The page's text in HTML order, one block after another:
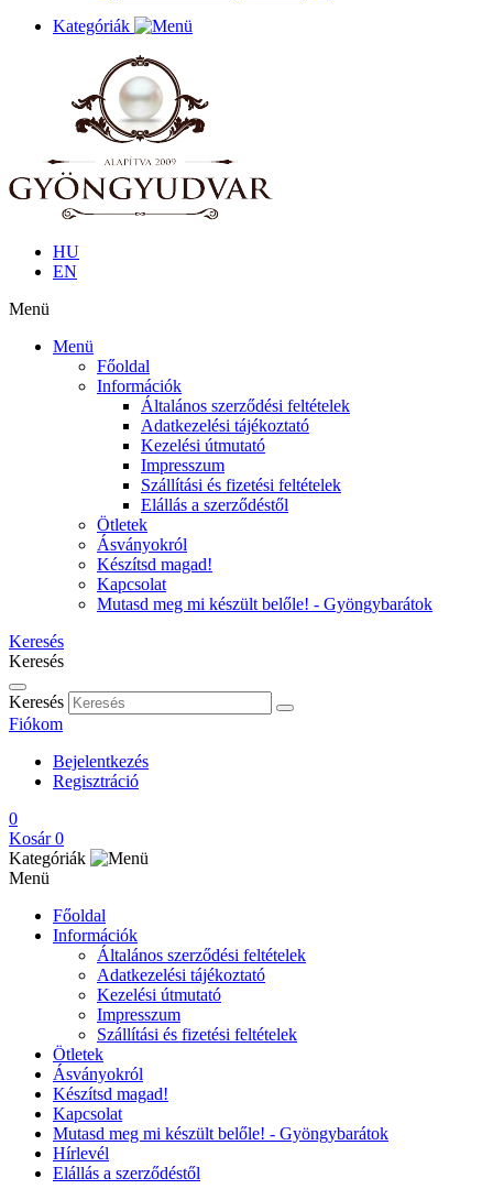
Kategóriák
HU
EN
Menü
Menü
Főoldal
Információk
Általános szerződési feltételek
Adatkezelési tájékoztató
Kezelési útmutató
Impresszum
Szállítási és fizetési feltételek
Elállás a szerződéstől
Ötletek
Ásványokról
Készítsd magad!
Kapcsolat
Mutasd meg mi készült belőle! - Gyöngybarátok
Keresés
Keresés
Keresés
Fiókom
Bejelentkezés
Regisztráció
0
Kosár 0
Kategóriák
Menü
Főoldal
Információk
Általános szerződési feltételek
Adatkezelési tájékoztató
Kezelési útmutató
Impresszum
Szállítási és fizetési feltételek
Ötletek
Ásványokról
Készítsd magad!
Kapcsolat
Mutasd meg mi készült belőle! - Gyöngybarátok
Hírlevél
Elállás a szerződéstől